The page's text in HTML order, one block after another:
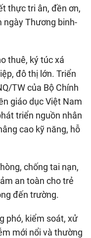
thực tri ân, đền ơn,
ngày Thương binh-
thuê, ký túc xá
đô thị lớn. Triển
TW của Bộ Chính
giáo dục Việt Nam
triển nguồn nhân
cao kỹ năng, hỗ
chống tai nạn,
an toàn cho trẻ
đến trường.
phó, kiểm soát, xử
mới nổi và thường